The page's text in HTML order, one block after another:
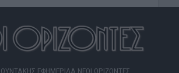
ΕΦΗΜΕΡΙΔΑ ΝΕΟΙ ΟΡΙΖΟΝΤΕΣ